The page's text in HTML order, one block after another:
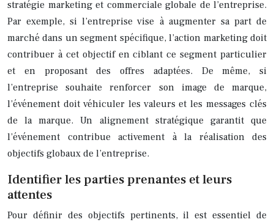
stratégie marketing et commerciale globale de l’entreprise.
Par exemple, si l’entreprise vise à augmenter sa part de
marché dans un segment spécifique, l’action marketing doit
contribuer à cet objectif en ciblant ce segment particulier
et en proposant des offres adaptées. De même, si
l’entreprise souhaite renforcer son image de marque,
l’événement doit véhiculer les valeurs et les messages clés
de la marque. Un alignement stratégique garantit que
l’événement contribue activement à la réalisation des
objectifs globaux de l’entreprise.
Identifier les parties prenantes et leurs
attentes
Pour définir des objectifs pertinents, il est essentiel de